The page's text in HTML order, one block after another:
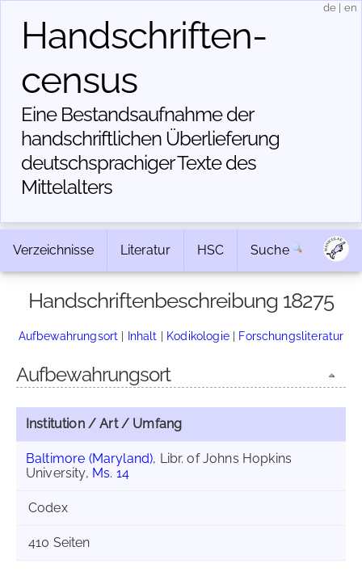
Handschriften­
census
Eine Bestandsaufnahme der
handschriftlichen Über­lieferung
deutschsprachiger Texte des
Mittelalters
de en
Verzeichnisse Literatur HSC Suche
Handschriftenbeschreibung 18275
Aufbewahrungsort | Inhalt | Kodikologie| Forschungsliteratur
Aufbewahrungsort
Institution / Art / Umfang
Baltimore (Maryland), Libr. of Johns Hopkins
University, Ms. 14
Codex
410 Seiten